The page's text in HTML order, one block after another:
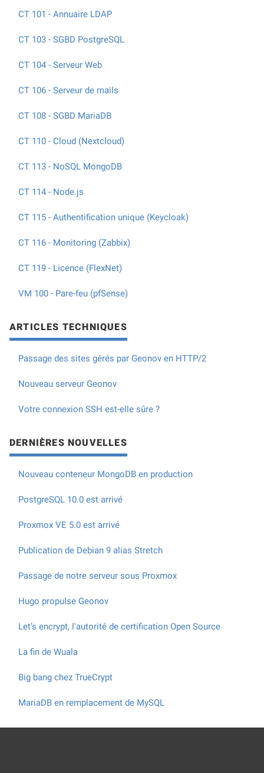
CT 101 - Annuaire LDAP
CT 103 - SGBD PostgreSQL
CT 104 - Serveur Web
CT 106 - Serveur de mails
CT 108 - SGBD MariaDB
CT 110 - Cloud (Nextcloud)
CT 113 - NoSQL MongoDB
CT 114 - Node.js
CT 115 - Authentification unique (Keycloak)
CT 116 - Monitoring (Zabbix)
CT 119 - Licence (FlexNet)
VM 100 - Pare-feu (pfSense)
ARTICLES TECHNIQUES
Passage des sites gérés par Geonov en HTTP/2
Nouveau serveur Geonov
Votre connexion SSH est-elle sûre ?
DERNIÈRES NOUVELLES
Nouveau conteneur MongoDB en production
PostgreSQL 10.0 est arrivé
Proxmox VE 5.0 est arrivé
Publication de Debian 9 alias Stretch
Passage de notre serveur sous Proxmox
Hugo propulse Geonov
Let’s encrypt, l'autorité de certification Open Source
La fin de Wuala
Big bang chez TrueCrypt
MariaDB en remplacement de MySQL